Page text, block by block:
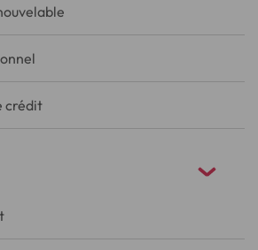
crédit